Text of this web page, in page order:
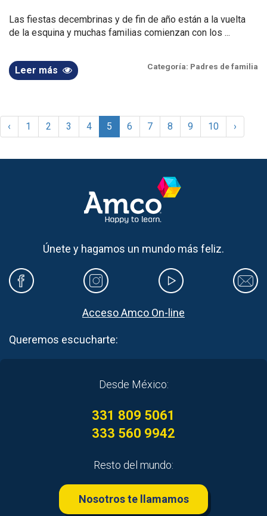
Las fiestas decembrinas y de fin de año están a la vuelta
de la esquina y muchas familias comienzan con los ...
Leer más Categoría: Padres de familia
‹ 1 2 3 4 5 6 7 8 9 10 ›
Únete y hagamos un mundo más feliz.
Acceso Amco On-line
Queremos escucharte:
Desde México:
331 809 5061
333 560 9942
Resto del mundo:
Nosotros te llamamos